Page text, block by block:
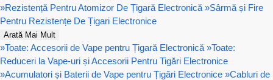
»Rezistență Pentru Atomizor De Țigară Electronică »Sârmă și Fire
Pentru Rezistențe De Țigari Electronice
Arată Mai Mult
»Toate: Accesorii de Vape pentru Țigară Electronică »Toate:
Reduceri la Vape-uri și Accesorii Pentru Tigări Electronice
»Acumulatori și Baterii de Vape pentru Țigări Electronice »Cabluri de